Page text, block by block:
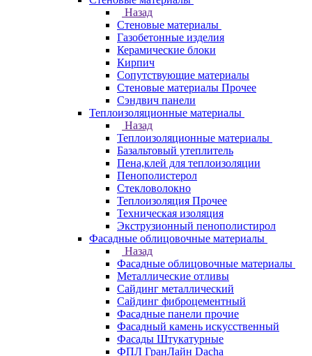
Назад
Стеновые материалы
Газобетонные изделия
Керамические блоки
Кирпич
Сопутствующие материалы
Стеновые материалы Прочее
Сэндвич панели
Теплоизоляционные материалы
Назад
Теплоизоляционные материалы
Базальтовый утеплитель
Пена,клей для теплоизоляции
Пенополистерол
Стекловолокно
Теплоизоляция Прочее
Техническая изоляция
Экструзионный пенополистирол
Фасадные облицовочные материалы
Назад
Фасадные облицовочные материалы
Металлические отливы
Сайдинг металлический
Сайдинг фиброцементный
Фасадные панели прочие
Фасадный камень искусственный
Фасады Штукатурные
ФПЛ ГранЛайн Dacha